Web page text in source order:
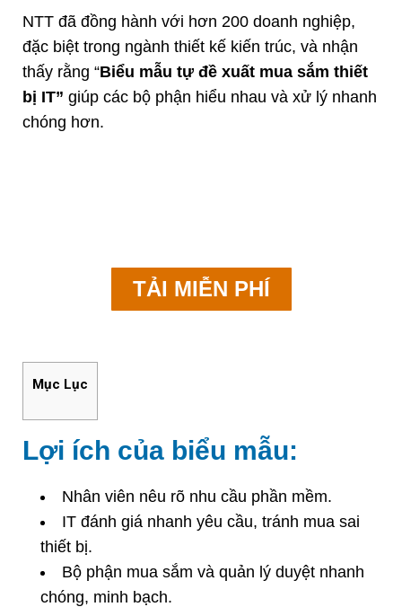
NTT đã đồng hành với hơn 200 doanh nghiệp,
đặc biệt trong ngành thiết kế kiến trúc, và nhận
thấy rằng “Biểu mẫu tự đề xuất mua sắm thiết
bị IT” giúp các bộ phận hiểu nhau và xử lý nhanh
chóng hơn.
TẢI MIỄN PHÍ
Mục Lục
Lợi ích của biểu mẫu:
Nhân viên nêu rõ nhu cầu phần mềm.
IT đánh giá nhanh yêu cầu, tránh mua sai
thiết bị.
Bộ phận mua sắm và quản lý duyệt nhanh
chóng, minh bạch.